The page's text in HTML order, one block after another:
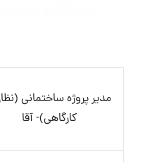
مدیر پروژه ساختمانی
کارگاهی)- آقا